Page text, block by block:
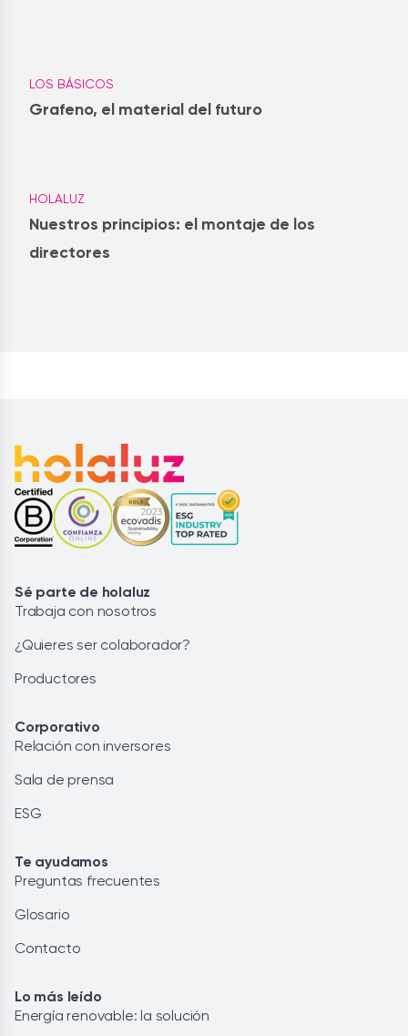
LOS BÁSICOS
Grafeno, el material del futuro
HOLALUZ
Nuestros principios: el montaje de los
directores
Sé parte de holaluz
Trabaja con nosotros
¿Quieres ser colaborador?
Productores
Corporativo
Relación con inversores
Sala de prensa
ESG
Te ayudamos
Preguntas frecuentes
Glosario
Contacto
Lo más leído
Energía renovable: la solución